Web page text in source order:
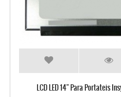
LCD LED 14" Para Portateis